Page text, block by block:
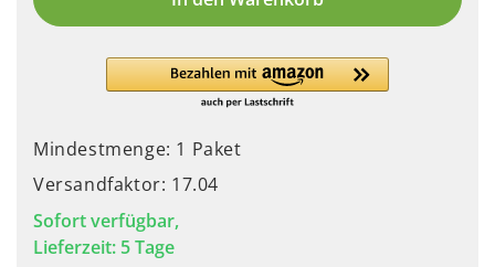
Mindestmenge: 1 Paket
Versandfaktor: 17.04
Sofort verfügbar,
Lieferzeit: 5 Tage